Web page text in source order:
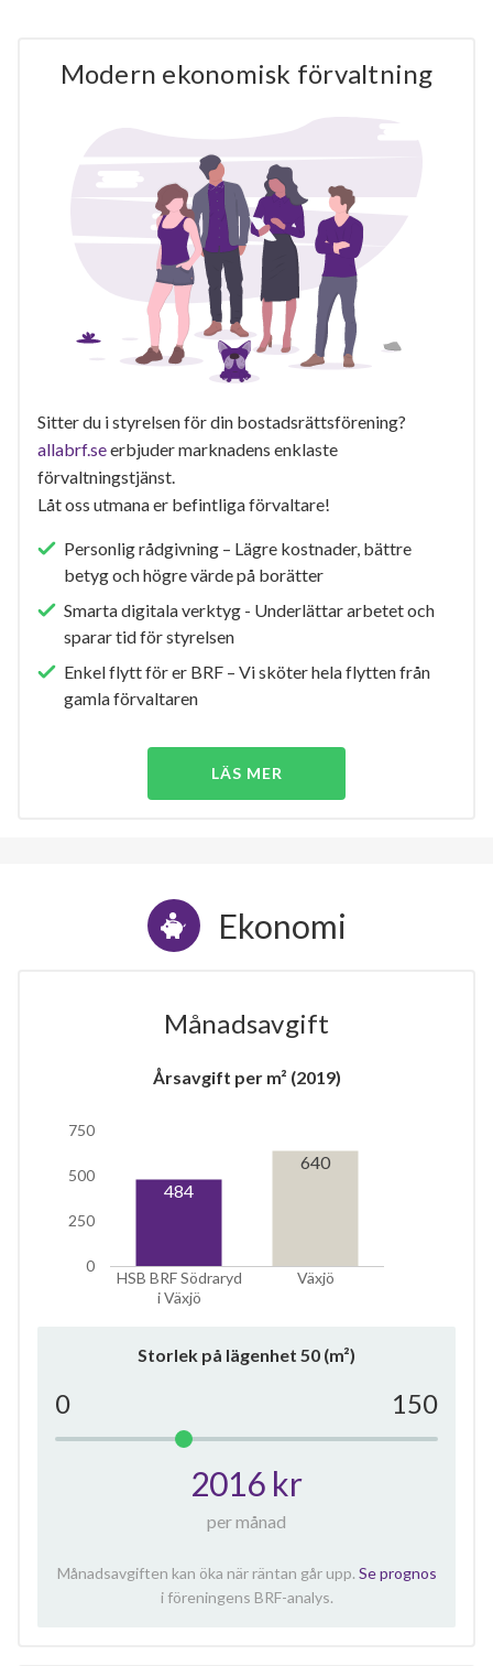
Modern ekonomisk förvaltning
Sitter du i styrelsen för din bostadsrättsförening?
allabrf.seerbjuder marknadens enklaste
förvaltningstjänst.
Låt oss utmana er befintliga förvaltare!
Personlig rådgivning – Lägre kostnader, bättre
betyg och högre värde på borätter
Smarta digitala verktyg - Underlättar arbetet och
sparar tid för styrelsen
Enkel flytt för er BRF – Vi sköter hela flytten från
gamla förvaltaren
LÄS MER
Ekonomi
Månadsavgift
Årsavgift per m² (2019)
HSB BRF Södraryd
i Växjö
Växjö
0
250
500
750
484
640
Storlek på lägenhet 50 (m²)
0 150
2016 kr
per månad
Månadsavgiften kan öka när räntan går upp. Se prognos
i föreningens BRF-analys.